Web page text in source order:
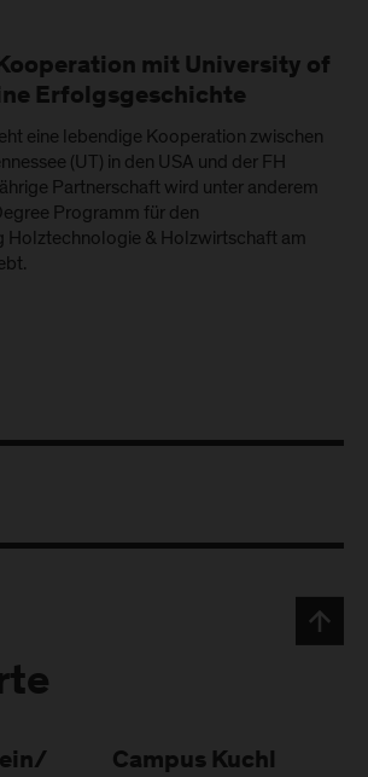
mit University of
Erfolgsgeschichte
eine lebendige Kooperation zwischen
(UT) in den USA und der FH
Partnerschaft wird unter anderem
Programm für den
Holztechnologie & Holzwirtschaft am
Campus Kuchl